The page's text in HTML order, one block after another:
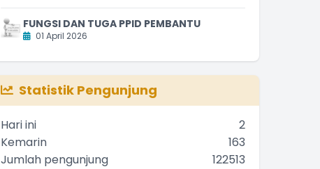
FUNGSI DAN TUGA PPID PEMBANTU
01 April 2026
Statistik Pengunjung
Hari ini
2
Kemarin
163
Jumlah pengunjung
122513